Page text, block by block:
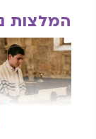
המלצות